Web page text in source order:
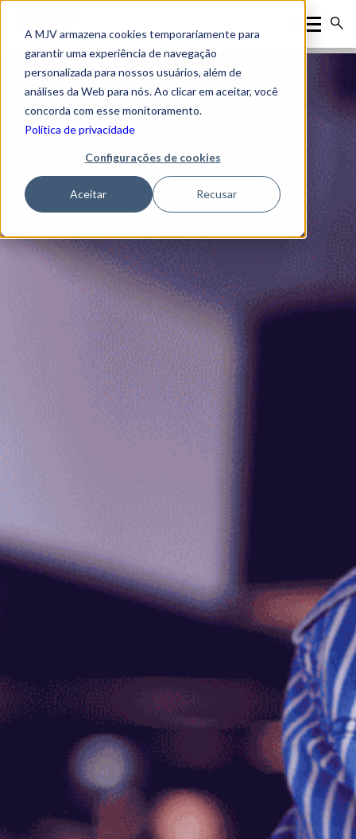
A MJV armazena cookies temporariamente para
garantir uma experiência de navegação
personalizada para nossos usuários, além de
análises da Web para nós. Ao clicar em aceitar, você
concorda com esse monitoramento.
Política de privacidade
Configurações de cookies
Aceitar Recusar